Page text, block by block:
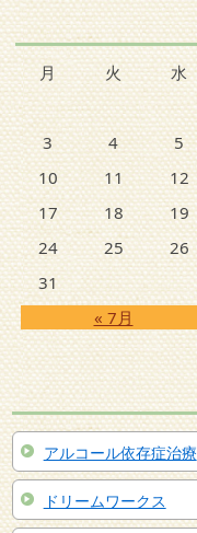
月 火 水
« 7月
3
4 5
10
11 12
17
18 19
24
25 26
31
アルコール依存症治療
ドリームワークス